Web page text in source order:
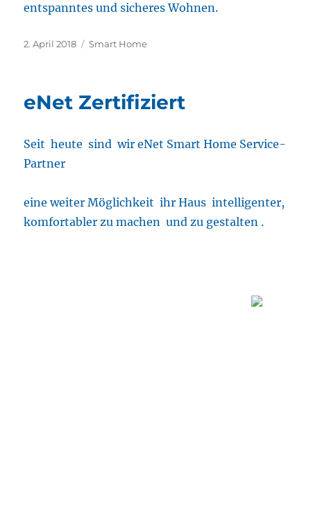
entspanntes und sicheres Wohnen.
Veröffentlicht
2. April 2018 Kategorien
Smart Home
eNet Zertifiziert
Seit heute sind wir eNet Smart Home Service-
Partner
eine weiter Möglichkeit ihr Haus intelligenter,
komfortabler zu machen und zu gestalten .